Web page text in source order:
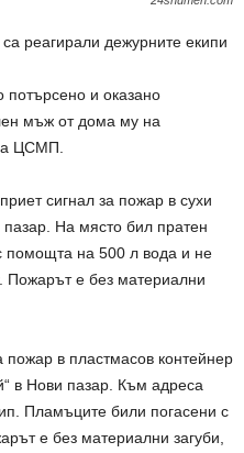
реагирали дежурните екипи
и оказано
мъж от дома му на
ЦСМП.
сигнал за пожар в сухи
На място бил пратен
помощта на 500 л вода и не
Пожарът е без материални
пожар в пластмасов контейнер
в Нови пазар. Към адреса
Пламъците били погасени с
е без материални загуби,